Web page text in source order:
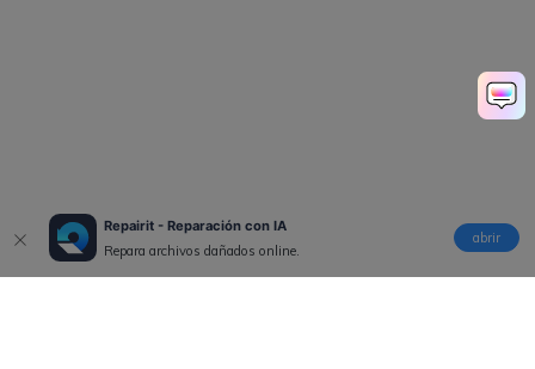
Repairit - Reparación con IA
Repara archivos dañados online.
abrir